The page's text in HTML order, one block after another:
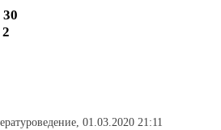
30
2
01.03.2020 21:11